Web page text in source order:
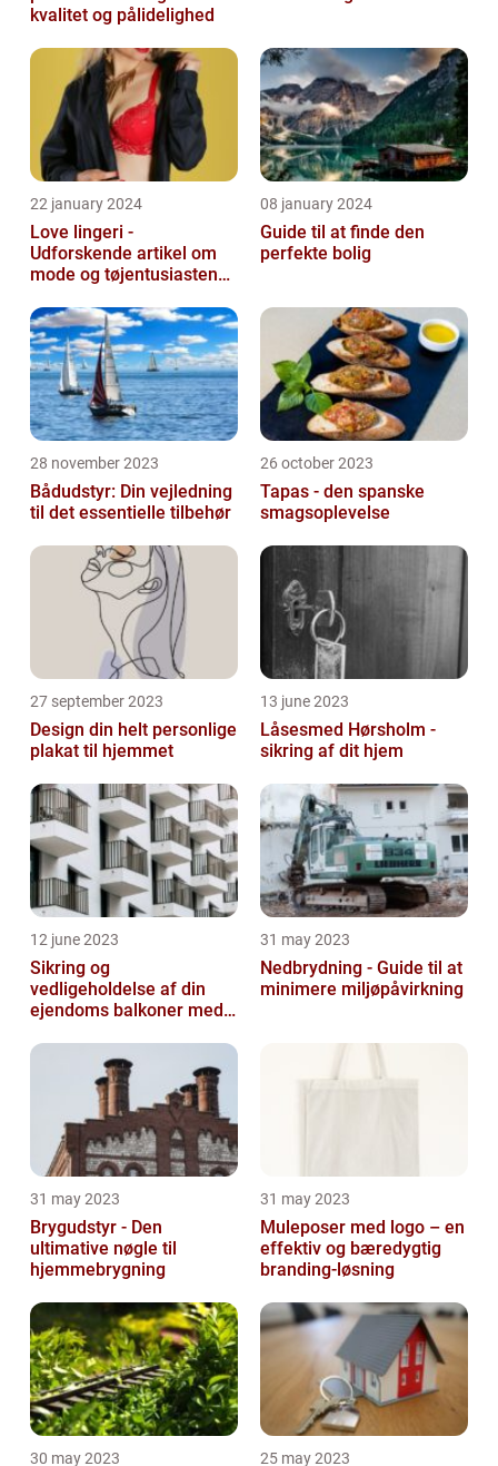
kvalitet og pålidelighed
22 january 2024
Love lingeri -
Udforskende artikel om
mode og tøjentusiastens
08 january 2024
Guide til at finde den
perfekte bolig
28 november 2023
Bådudstyr: Din vejledning
til det essentielle tilbehør
26 october 2023
Tapas - den spanske
smagsoplevelse
27 september 2023
Design din helt personlige
plakat til hjemmet
13 june 2023
Låsesmed Hørsholm -
sikring af dit hjem
12 june 2023
Sikring og
vedligeholdelse af din
ejendoms balkoner med
31 may 2023
Nedbrydning - Guide til at
minimere miljøpåvirkning
31 may 2023
Brygudstyr - Den
ultimative nøgle til
hjemmebrygning
31 may 2023
Muleposer med logo – en
effektiv og bæredygtig
branding-løsning
30 may 2023 25 may 2023